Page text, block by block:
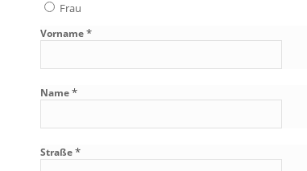
Frau
Vorname*
Name*
Straße*